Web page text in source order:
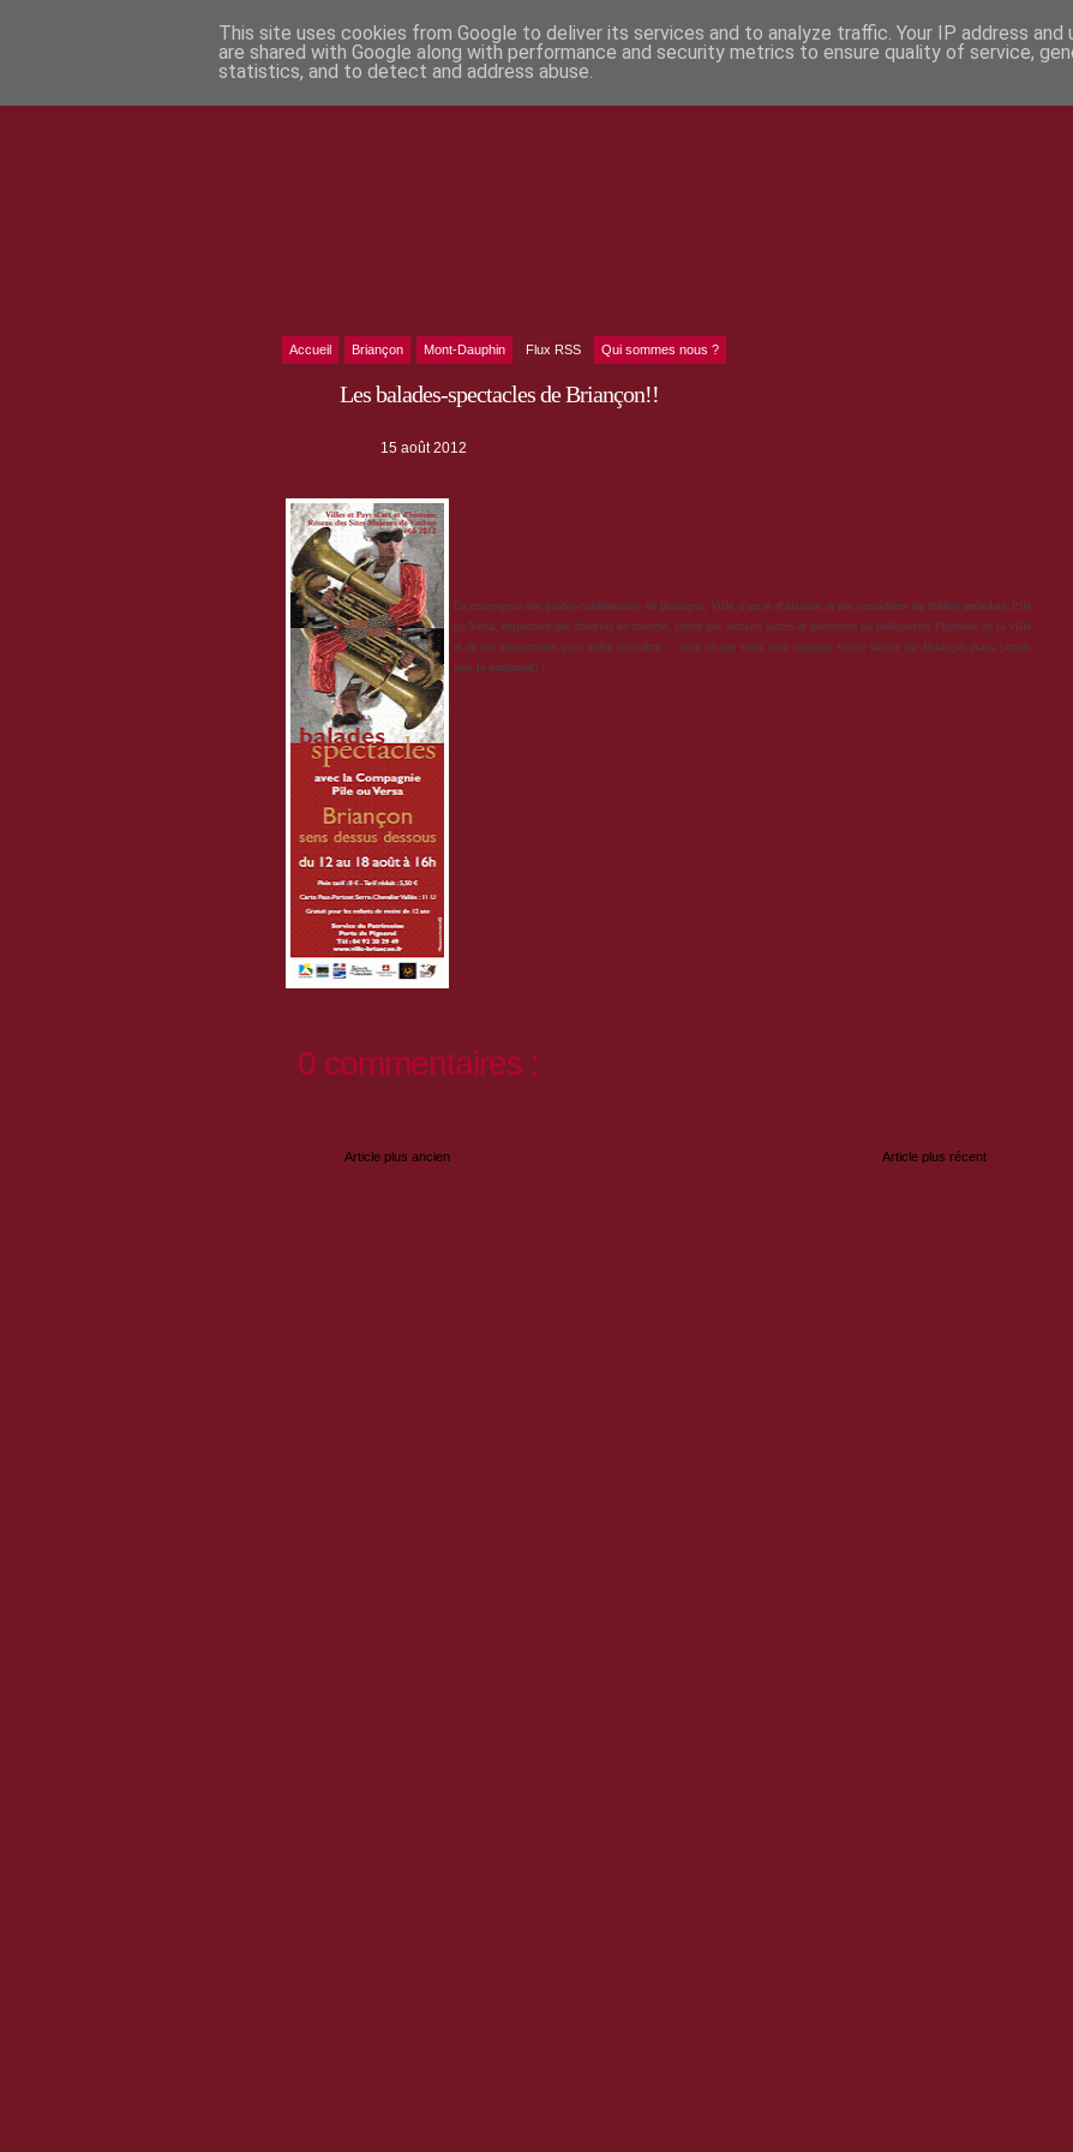
Accueil Briançon Mont-Dauphin Flux RSS Qui sommes nous ?
Les balades-spectacles de Briançon!!
15 août 2012
En compagnie des guides-conférenciers de Briançon, Ville d’art et d’histoire et des comédiens du théâtre ambulant Pile
ou Versa, empruntez des chemins de traverse, sortez des sentiers battus et découvrez ou redécouvrez l’histoire de la ville
et de ses monuments pour enfin connaître … tout ce que vous avez toujours voulu savoir sur Briançon (sans jamais
oser le demander) !
0 commentaires :
Article plus récent
Article plus ancien
This site uses cookies from Google to deliver its services and to analyze traffic. Your IP address and
are shared with Google along with performance and security metrics to ensure quality of service,
statistics, and to detect and address abuse.